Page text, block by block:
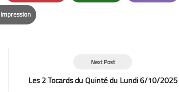
Pinterest Whatsapp Email
Impression
Print
Next Post
Les 2 Tocards du Quinté du Lundi 6/10/2025